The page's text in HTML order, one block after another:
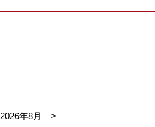
2026年8月
>